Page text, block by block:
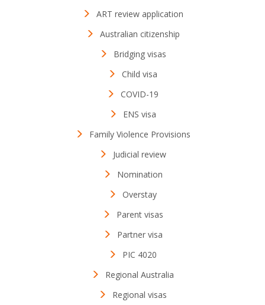
ART review application
Australian citizenship
Bridging visas
Child visa
COVID-19
ENS visa
Family Violence Provisions
Judicial review
Nomination
Overstay
Parent visas
Partner visa
PIC 4020
Regional Australia
Regional visas